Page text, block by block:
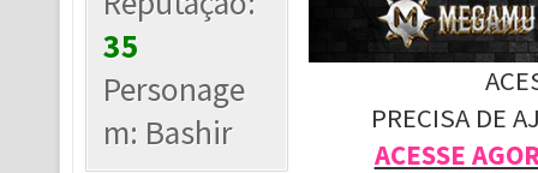
35
Personage
m: Bashir
PRECISA DE
ACESSE